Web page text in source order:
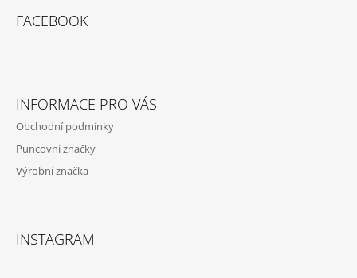
FACEBOOK
INFORMACE PRO VÁS
Obchodní podmínky
Puncovní značky
Výrobní značka
INSTAGRAM